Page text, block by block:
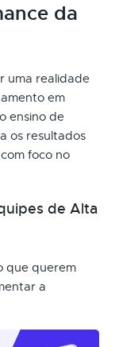
da
uma realidade
em
ensino de
os resultados
foco no
de Alta
que querem
a